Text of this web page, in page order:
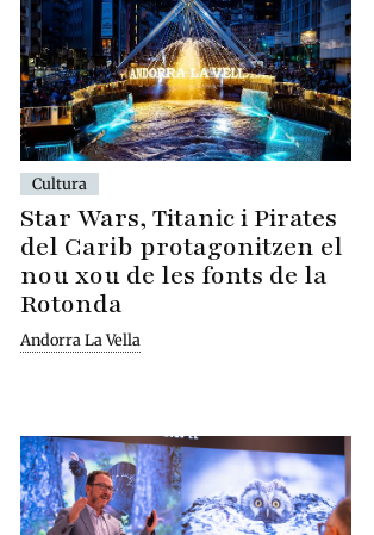
Cultura
Star Wars, Titanic i Pirates
del Carib protagonitzen el
nou xou de les fonts de la
Rotonda
Andorra La Vella